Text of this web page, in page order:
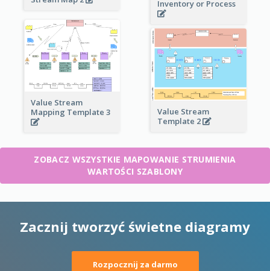
Inventory or Process
Value Stream
Mapping Template 3
Value Stream
Template 2
ZOBACZ WSZYSTKIE MAPOWANIE STRUMIENIA
WARTOŚCI SZABLONY
Zacznij tworzyć świetne diagramy
Rozpocznij za darmo